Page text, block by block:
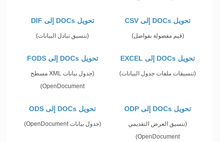
تحويل DOCs إلى CSV
(قيم مفصولة بفواصل)
تحويل DOCs إلى DIF
(تنسيق تبادل البيانات)
تحويل DOCs إلى EXCEL
(تنسيقات ملفات جدول البيانات)
تحويل DOCs إلى FODS
(جدول بيانات XML مسطح
OpenDocument)
تحويل DOCs إلى ODP
(تنسيق العرض التقديمي
OpenDocument)
تحويل DOCs إلى ODS
(جدول بيانات OpenDocument)